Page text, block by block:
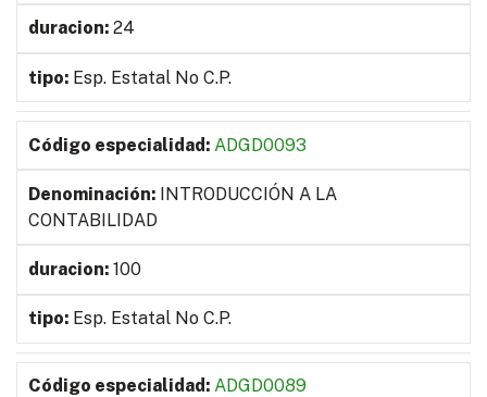
24
Esp. Estatal No C.P.
ADGD0093
INTRODUCCIÓN A LA
CONTABILIDAD
100
Esp. Estatal No C.P.
ADGD0089